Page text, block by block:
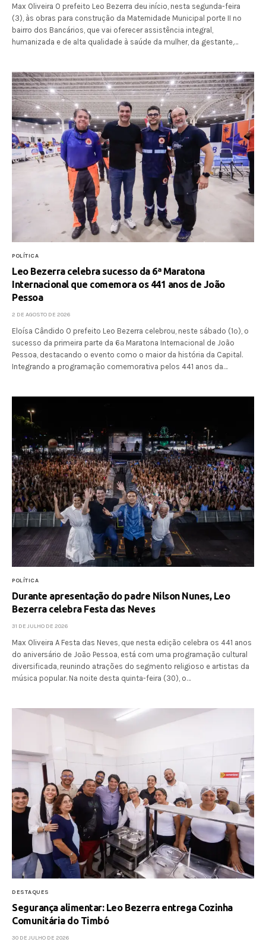
Max Oliveira O prefeito Leo Bezerra deu início, nesta segunda-feira
(3), às obras para construção da Maternidade Municipal porte II no
bairro dos Bancários, que vai oferecer assistência integral,
humanizada e de alta qualidade à saúde da mulher, da gestante,…
POLÍTICA
Leo Bezerra celebra sucesso da 6ª Maratona
Internacional que comemora os 441 anos de João
Pessoa
2 DE AGOSTO DE 2026
Eloísa Cândido O prefeito Leo Bezerra celebrou, neste sábado (1º), o
sucesso da primeira parte da 6ª Maratona Internacional de João
Pessoa, destacando o evento como o maior da história da Capital.
Integrando a programação comemorativa pelos 441 anos da…
POLÍTICA
Durante apresentação do padre Nilson Nunes, Leo
Bezerra celebra Festa das Neves
31 DE JULHO DE 2026
Max Oliveira A Festa das Neves, que nesta edição celebra os 441 anos
do aniversário de João Pessoa, está com uma programação cultural
diversificada, reunindo atrações do segmento religioso e artistas da
música popular. Na noite desta quinta-feira (30), o…
DESTAQUES
Segurança alimentar: Leo Bezerra entrega Cozinha
Comunitária do Timbó
30 DE JULHO DE 2026